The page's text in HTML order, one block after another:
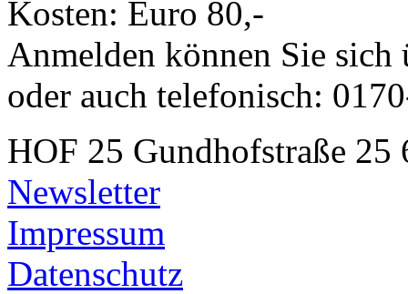
Kosten: Euro 80,-
Anmelden können Sie
oder auch telefonisch:
HOF 25 Gundhofstraße 25
Newsletter
Impressum
Datenschutz